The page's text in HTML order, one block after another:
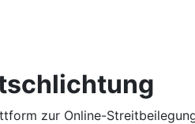
zur Online-